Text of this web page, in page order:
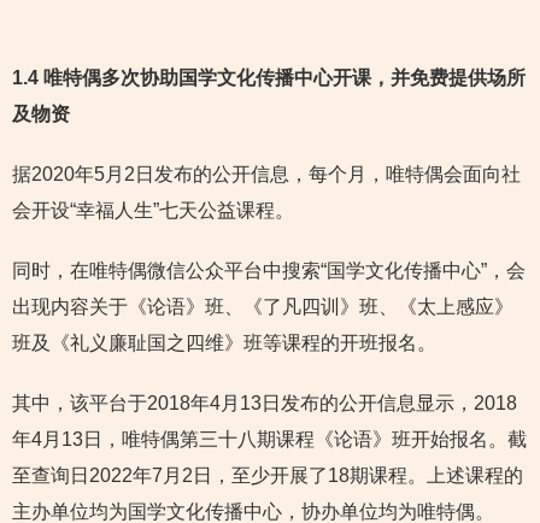
1.4 唯特偶多次协助国学文化传播中心开课，并免费提供场所
及物资
据2020年5月2日发布的公开信息，每个月，唯特偶会面向社
会开设“幸福人生”七天公益课程。
同时，在唯特偶微信公众平台中搜索“国学文化传播中心”，会
出现内容关于《论语》班、《了凡四训》班、《太上感应》
班及《礼义廉耻国之四维》班等课程的开班报名。
其中，该平台于2018年4月13日发布的公开信息显示，2018
年4月13日，唯特偶第三十八期课程《论语》班开始报名。截
至查询日2022年7月2日，至少开展了18期课程。上述课程的
主办单位均为国学文化传播中心，协办单位均为唯特偶。